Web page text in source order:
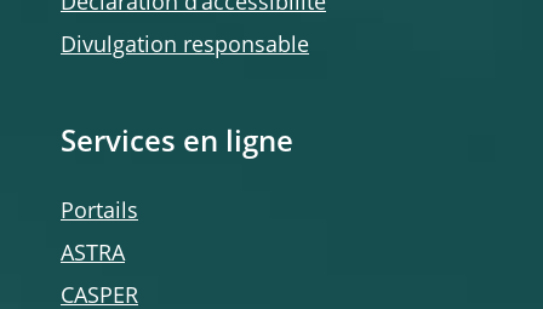
Divulgation responsable
Services en ligne
Portails
ASTRA
CASPER